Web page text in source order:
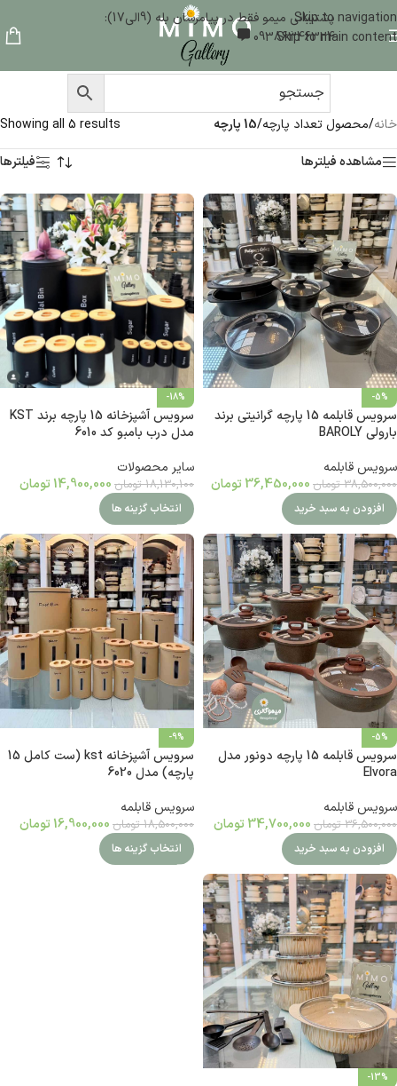
Skip to navigation
Skip to main content
پشتیبانی میمو فقط در پیامرسان بله (9الی17):
09386346324
خانه/محصول تعداد پارچه/15 پارچه
Showing all 5 results
مشاهده فیلترها
فیلترها
-5%
سرویس قابلمه 15 پارچه گرانیتی برند
بارولی BAROLY
سرویس قابلمه
38,500,000 تومان 36,450,000 تومان
افزودن به سبد خرید
-18%
سرویس آشپزخانه 15 پارچه برند KST
مدل درب بامبو کد 6010
سایر محصولات
18,130,100 تومان 14,900,000 تومان
انتخاب گزینه ها
-5%
سرویس قابلمه 15 پارچه دونور مدل
Elvora
سرویس قابلمه
36,500,000 تومان 34,700,000 تومان
افزودن به سبد خرید
-9%
سرویس آشپزخانه kst (ست کامل 15
پارچه) مدل 6020
سرویس قابلمه
18,500,000 تومان 16,900,000 تومان
انتخاب گزینه ها
-13%